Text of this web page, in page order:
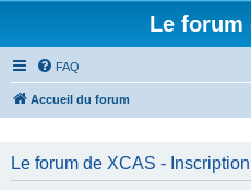
Le forum
FAQ
Accueil du forum
Le forum de XCAS - Inscription